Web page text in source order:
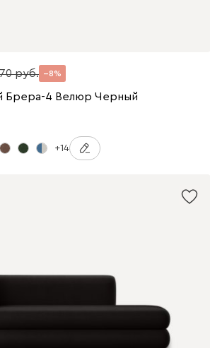
8
Брера-4 Велюр Черный
+14